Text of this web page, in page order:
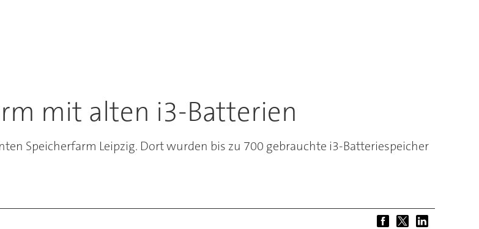
mit alten i3-Batterien
Speicherfarm Leipzig. Dort wurden bis zu 700 gebrauchte i3-Batteriespeicher